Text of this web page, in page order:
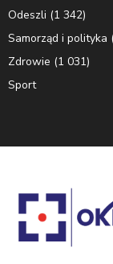
Odeszli (1 342)
Samorząd i polityka
Zdrowie (1 031)
Sport